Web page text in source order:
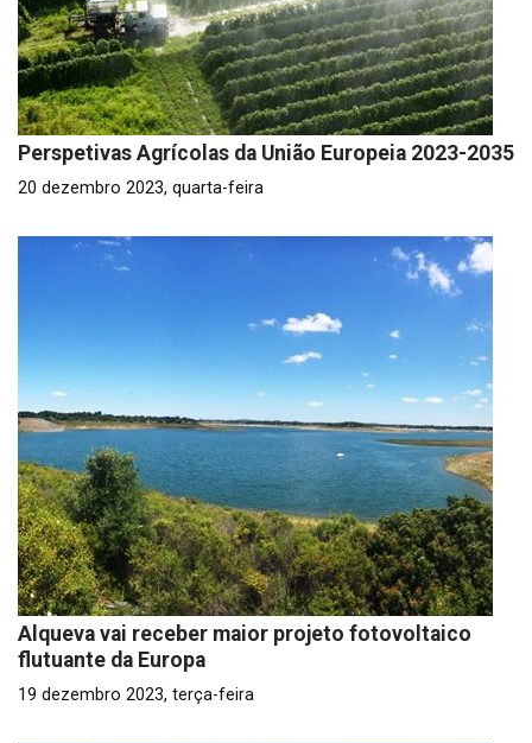
Perspetivas Agrícolas da União Europeia 2023-2035
20 dezembro 2023, quarta-feira
Alqueva vai receber maior projeto fotovoltaico
flutuante da Europa
19 dezembro 2023, terça-feira